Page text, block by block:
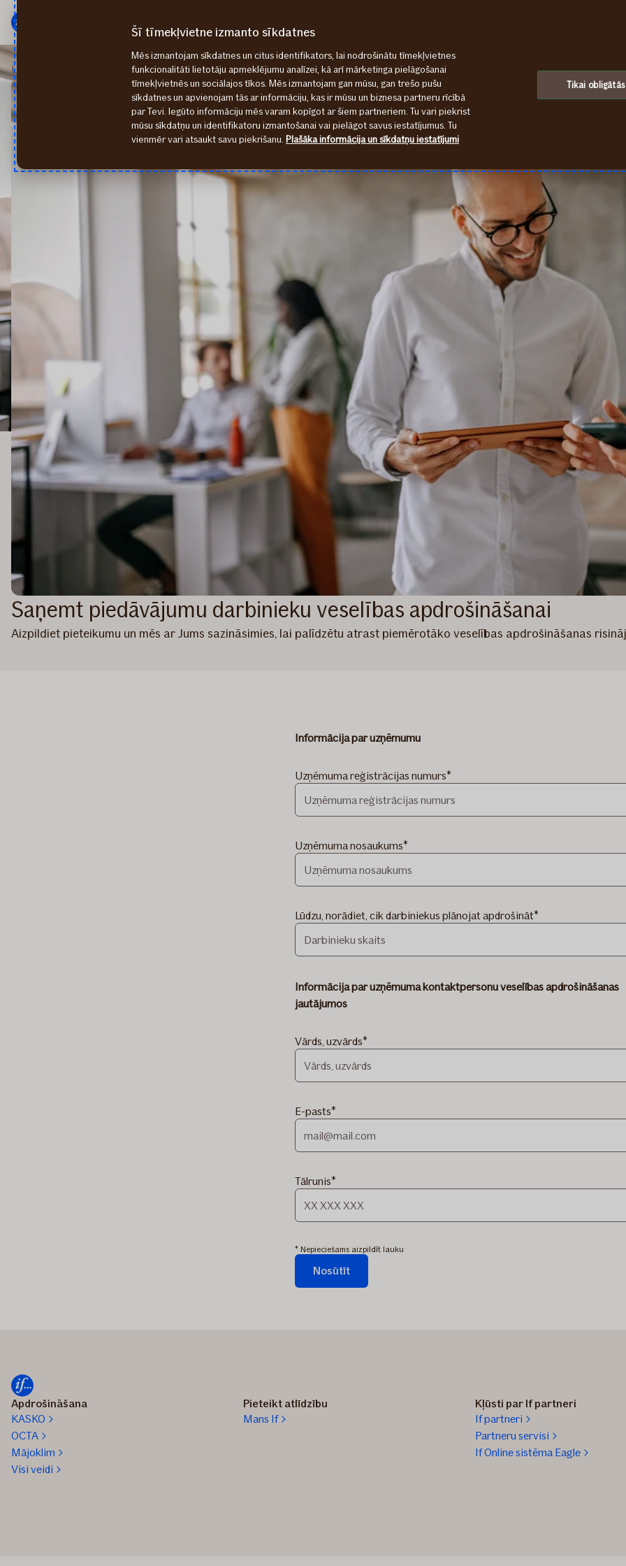
Galvenā
izvēlne
Pāriet
saturu
Uzņēmumiem Veselības apdrošināšana
Saņemt piedāvājumu darbinieku veselības apdrošināšanai
Aizpildiet pieteikumu un mēs ar Jums sazināsimies, lai palīdzētu atrast piemērotāko veselības apdrošināšanas
Informācija par uzņēmumu
Uzņēmuma reģistrācijas numurs
Uzņēmuma nosaukums
Lūdzu, norādiet, cik darbiniekus plānojat apdrošināt
Informācija par uzņēmuma kontaktpersonu veselības apdrošināšanas
jautājumos
Vārds, uzvārds
E-pasts
Tālrunis
* Nepieciešams aizpildīt lauku
Nosūtīt
Apdrošināšana
KASKO
OCTA
Mājoklim
Visi veidi
Pieteikt atlīdzību
Mans If
Kļūsti par If partneri
If partneri
Partneru servisi
If Online sistēma Eagle
Šī tīmekļvietne izmanto sīkdatnes
Mēs izmantojam sīkdatnes un citus identifikators, lai nodrošinātu tīmekļvietnes
funkcionalitāti lietotāju apmeklējumu analīzei, kā arī mārketinga pielāgošanai
tīmekļvietnēs un sociālajos tīkos. Mēs izmantojam gan mūsu, gan trešo pušu
sīkdatnes un apvienojam tās ar informāciju, kas ir mūsu un biznesa partneru rīcībā
par Tevi. Iegūto informāciju mēs varam kopīgot ar šiem partneriem. Tu vari piekrist
mūsu sīkdatņu un identifikatoru izmantošanai vai pielāgot savus iestatījumus. Tu
vienmēr vari atsaukt savu piekrišanu. Plašāka informācija un sīkdatņu iestatījumi
Tikai obligātās